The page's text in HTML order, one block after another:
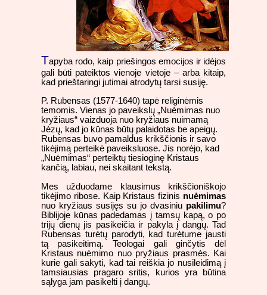
Tapyba rodo, kaip priešingos emocijos ir idėjos
gali būti pateiktos vienoje vietoje – arba kitaip,
kad prieštaringi jutimai atrodytų tarsi susiję.
P. Rubensas (1577-1640) tapė religinėmis
temomis. Vienas jo paveikslų „Nuėmimas nuo
kryžiaus“ vaizduoja nuo kryžiaus nuimamą
Jėzų, kad jo kūnas būtų palaidotas be apeigų.
Rubensas buvo pamaldus krikščionis ir savo
tikėjimą perteikė paveiksluose. Jis norėjo, kad
„Nuėmimas“ perteiktų tiesioginę Kristaus
kančią, labiau, nei skaitant tekstą.
Mes užduodame klausimus krikščioniškojo
tikėjimo ribose. Kaip Kristaus fizinis nuėmimas
nuo kryžiaus susijęs su jo dvasiniu pakilimu?
Biblijoje kūnas padedamas į tamsų kapą, o po
trijų dienų jis pasikeičia ir pakyla į dangų. Tad
Rubensas turėtų parodyti, kad turėtume jausti
tą pasikeitimą. Teologai gali ginčytis dėl
Kristaus nuėmimo nuo pryžiaus prasmės. Kai
kurie gali sakyti, kad tai reiškia jo nusileidimą į
tamsiausias pragaro sritis, kurios yra būtina
sąlyga jam pasikelti į dangų.